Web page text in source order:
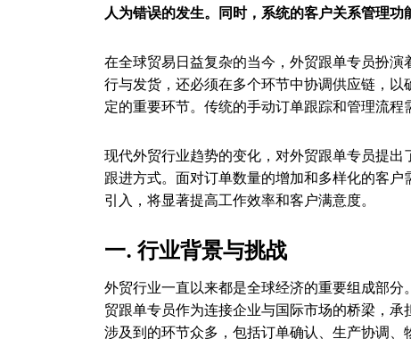
人为错误的发生。同时，系统的客户关系管理
在全球贸易日益复杂的当今，外贸跟单专员扮
行与发货，还必须在多个环节中协调供应链，
定的重要环节。传统的手动订单跟踪和管理流程
现代外贸行业趋势的变化，对外贸跟单专员提
跟进方式。面对订单数量的增加和多样化的客
引入，将显著提高工作效率和客户满意度。
一. 行业背景与挑战
外贸行业一直以来都是全球经济的重要组成部
贸跟单专员作为连接企业与国际市场的桥梁，
涉及到的环节众多，包括订单确认、生产协调